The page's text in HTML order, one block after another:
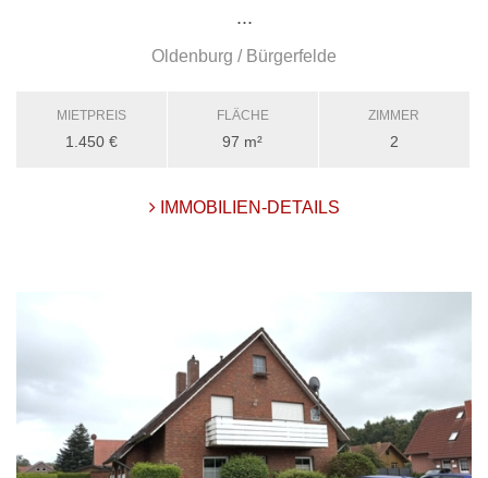
...
Oldenburg / Bürgerfelde
MIETPREIS
1.450 €
FLÄCHE
97 m²
ZIMMER
2
IMMOBILIEN-DETAILS